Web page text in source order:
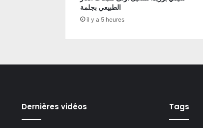
الطبيعي بجلمة
il y a 5 heures
Dernières vidéos Tags